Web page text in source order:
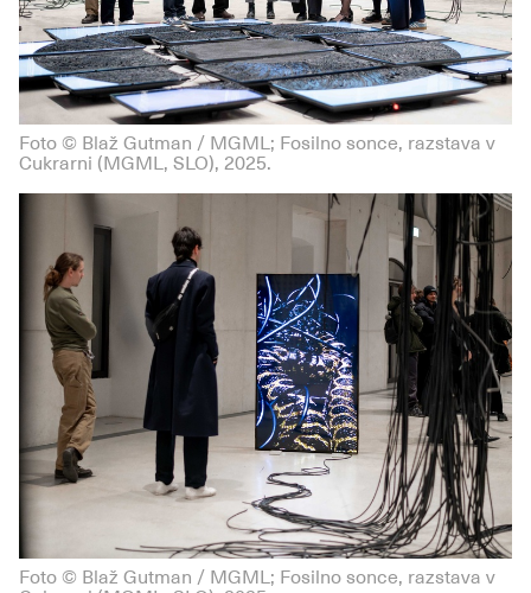
Foto © Blaž Gutman / MGML; Fosilno sonce, razstava v
Cukrarni (MGML, SLO), 2025.
Foto © Blaž Gutman / MGML; Fosilno sonce, razstava v